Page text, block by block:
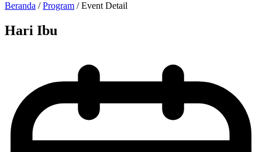
Beranda / Program / Event Detail
Hari Ibu